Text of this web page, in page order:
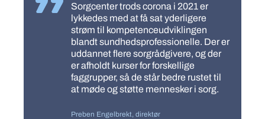
Sorgcenter trods corona i 2021 er
lykkedes med at få sat yderligere
strøm til kompetenceudviklingen
blandt sundhedsprofessionelle. Der er
uddannet flere sorgrådgivere, og der
er afholdt kurser for forskellige
faggrupper, så de står bedre rustet til
at møde og støtte mennesker i sorg.
Preben Engelbrekt, direktør